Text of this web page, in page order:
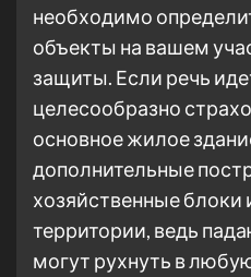
необходимо
объекты на вашем
защиты. Если речь
целесообразно
основное жилое
дополнительные
хозяйственные блоки
территории, ведь
могут рухнуть в